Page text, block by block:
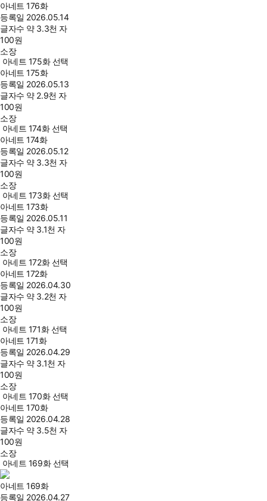
아네트 176화
등록일 2026.05.14
글자수 약 3.3천 자
100원
소장
아네트 175화 선택
아네트 175화
등록일 2026.05.13
글자수 약 2.9천 자
100원
소장
아네트 174화 선택
아네트 174화
등록일 2026.05.12
글자수 약 3.3천 자
100원
소장
아네트 173화 선택
아네트 173화
등록일 2026.05.11
글자수 약 3.1천 자
100원
소장
아네트 172화 선택
아네트 172화
등록일 2026.04.30
글자수 약 3.2천 자
100원
소장
아네트 171화 선택
아네트 171화
등록일 2026.04.29
글자수 약 3.1천 자
100원
소장
아네트 170화 선택
아네트 170화
등록일 2026.04.28
글자수 약 3.5천 자
100원
소장
아네트 169화 선택
아네트 169화
등록일 2026.04.27